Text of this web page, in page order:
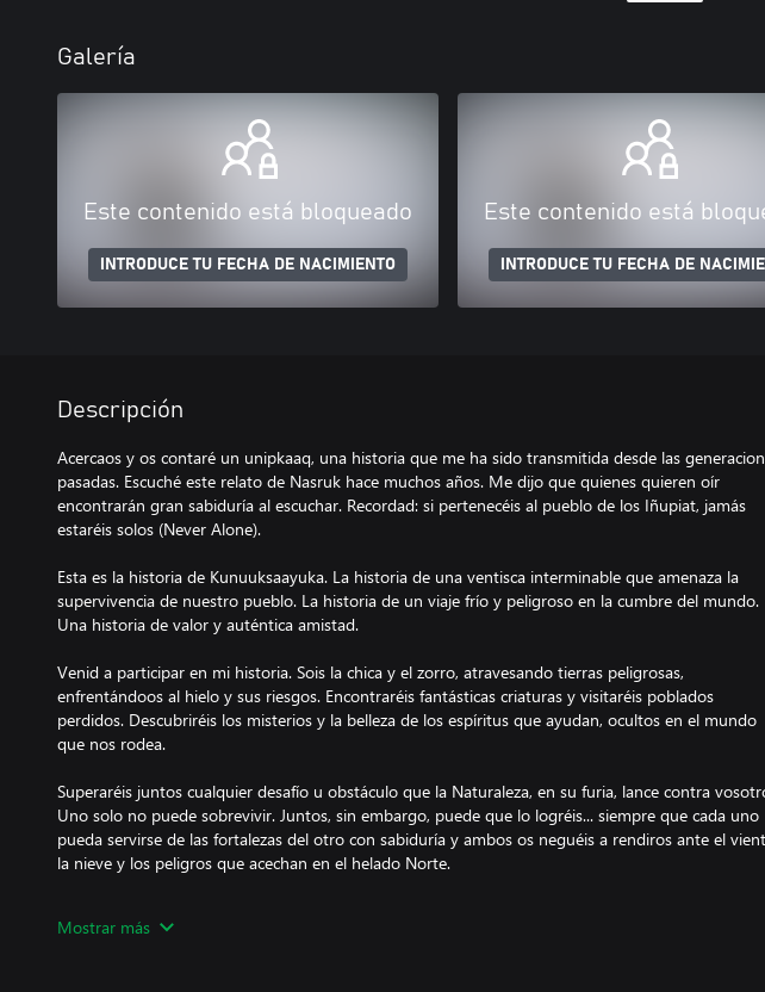
Galería
Este contenido está bloqueado
INTRODUCE TU FECHA DE NACIMIENTO
Este contenido está
INTRODUCE TU FECHA DE
Descripción
Acercaos y os contaré un unipkaaq, una historia que me ha sido transmitida desde las
pasadas. Escuché este relato de Nasruk hace muchos años. Me dijo que quienes quieren oír
encontrarán gran sabiduría al escuchar. Recordad: si pertenecéis al pueblo de los Iñupiat, jamás
estaréis solos (Never Alone).
Esta es la historia de Kunuuksaayuka. La historia de una ventisca interminable que amenaza la
supervivencia de nuestro pueblo. La historia de un viaje frío y peligroso en la cumbre del mundo.
Una historia de valor y auténtica amistad.
Venid a participar en mi historia. Sois la chica y el zorro, atravesando tierras peligrosas,
enfrentándoos al hielo y sus riesgos. Encontraréis fantásticas criaturas y visitaréis poblados
perdidos. Descubriréis los misterios y la belleza de los espíritus que ayudan, ocultos en el mundo
que nos rodea.
Superaréis juntos cualquier desafío u obstáculo que la Naturaleza, en su furia, lance contra
Uno solo no puede sobrevivir. Juntos, sin embargo, puede que lo logréis... siempre que cada uno
pueda servirse de las fortalezas del otro con sabiduría y ambos os neguéis a rendiros ante el
la nieve y los peligros que acechan en el helado Norte.
Mostrar más